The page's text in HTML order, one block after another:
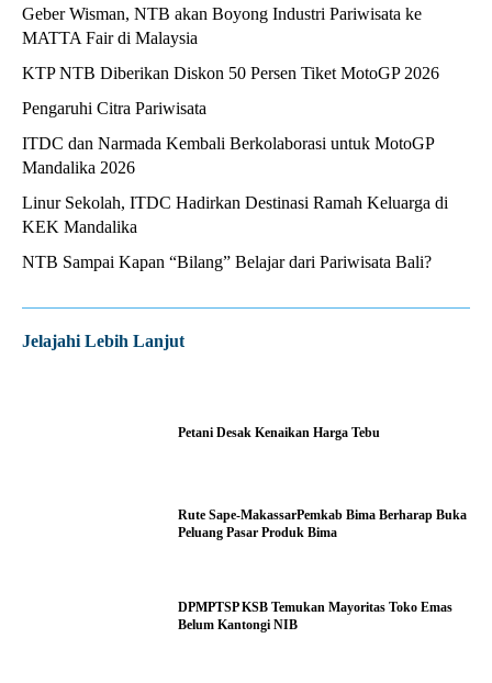
Geber Wisman, NTB akan Boyong Industri Pariwisata ke
MATTA Fair di Malaysia
KTP NTB Diberikan Diskon 50 Persen Tiket MotoGP 2026
Pengaruhi Citra Pariwisata
ITDC dan Narmada Kembali Berkolaborasi untuk MotoGP
Mandalika 2026
Linur Sekolah, ITDC Hadirkan Destinasi Ramah Keluarga di
KEK Mandalika
NTB Sampai Kapan “Bilang” Belajar dari Pariwisata Bali?
Jelajahi Lebih Lanjut
Petani Desak Kenaikan Harga Tebu
Rute Sape-MakassarPemkab Bima Berharap Buka
Peluang Pasar Produk Bima
DPMPTSP KSB Temukan Mayoritas Toko Emas
Belum Kantongi NIB